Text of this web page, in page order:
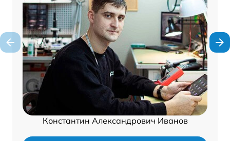
Константин Александрович Иванов